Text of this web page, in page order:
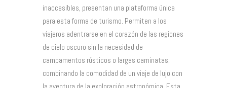
inaccesibles, presentan una plataforma única
para esta forma de turismo. Permiten a los
viajeros adentrarse en el corazón de las regiones
de cielo oscuro sin la necesidad de
campamentos rústicos o largas caminatas,
combinando la comodidad de un viaje de lujo con
la aventura de la exploración astronómica. Esta